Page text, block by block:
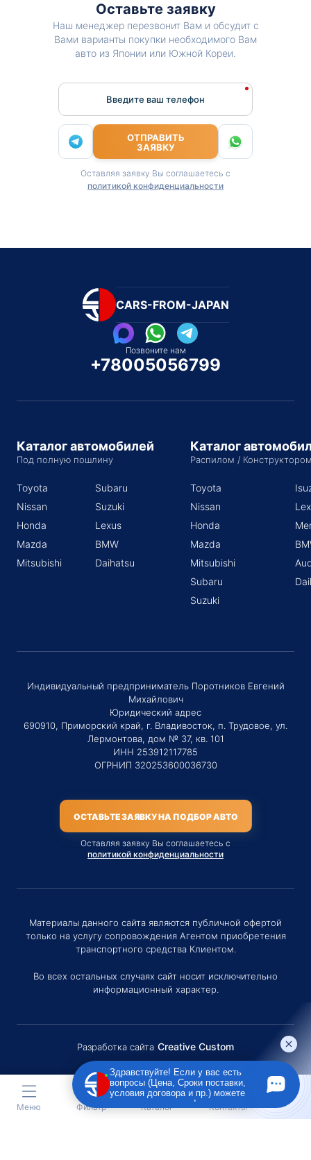
Оставьте заявку
Наш менеджер перезвонит Вам и обсудит с
Вами варианты покупки необходимого Вам
авто из Японии или Южной Кореи.
Введите ваш телефон
ОТПРАВИТЬ
ЗАЯВКУ
Оставляя заявку Вы соглашаетесь с
политикой конфиденциальности
CARS-FROM-JAPAN
Позвоните нам
+78005056799
Каталог автомобилей
Под полную пошлину
Toyota
Nissan
Honda
Mazda
Mitsubishi
Subaru
Suzuki
Lexus
BMW
Daihatsu
Каталог
Распилом /
Toyota
Nissan
Honda
Mazda
Mitsubishi
Subaru
Suzuki
Индивидуальный предприниматель Поротников Евгений
Михайлович
Юридический адрес
690910, Приморский край, г. Владивосток, п. Трудовое, ул.
Лермонтова, дом № 37, кв. 101
ИНН 253912117785
ОГРНИП 320253600036730
ОСТАВЬТЕ ЗАЯВКУ НА ПОДБОР АВТО
Оставляя заявку Вы соглашаетесь с
политикой конфиденциальности
Материалы данного сайта являются публичной офертой
только на услугу сопровождения Агентом приобретения
транспортного средства Клиентом.
Во всех остальных случаях сайт носит исключительно
информационный характер.
Разработка сайта Creative Custom
Меню Фильтр Каталог Контакты
Здравствуйте! Если у вас есть
вопросы (Цена, Сроки поставки,
условия договора и пр.) можете
задать их мне в чат!